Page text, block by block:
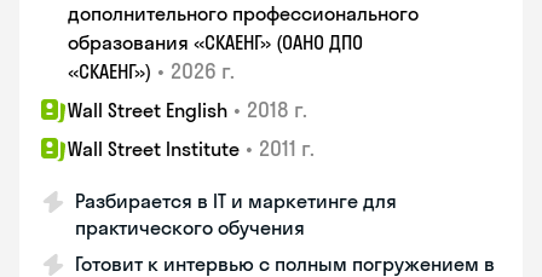
дополнительного профессионального
образования «СКАЕНГ» (ОАНО ДПО
«СКАЕНГ») • 2026 г.
Wall Street English • 2018 г.
Wall Street Institute • 2011 г.
Разбирается в IT и маркетинге для
практического обучения
Готовит к интервью с полным погружением в